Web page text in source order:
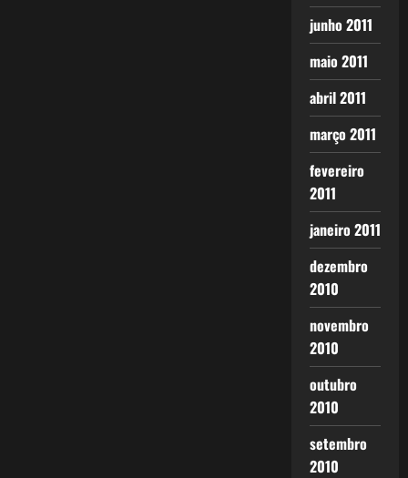
junho 2011
maio 2011
abril 2011
março 2011
fevereiro
2011
janeiro 2011
dezembro
2010
novembro
2010
outubro
2010
setembro
2010